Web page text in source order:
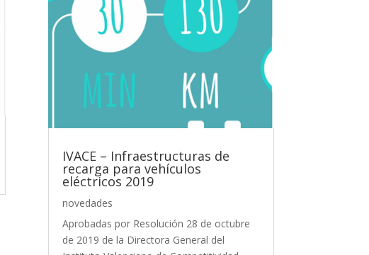
IVACE – Infraestructuras de
recarga para vehículos
eléctricos 2019
novedades
Aprobadas por Resolución 28 de octubre
de 2019 de la Directora General del